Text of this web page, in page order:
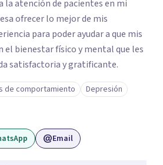
la atención de pacientes en mi
ofrecer lo mejor de mis
para poder ayudar a que mis
el bienestar físico y mental que les
satisfactoria y gratificante.
de comportamiento
Depresión
Email